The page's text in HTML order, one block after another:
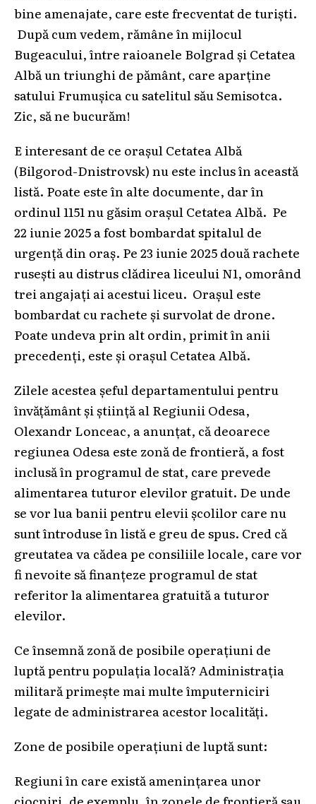
bine amenajate, care este frecventat de turiști.
După cum vedem, rămâne în mijlocul
Bugeacului, între raioanele Bolgrad și Cetatea
Albă un triunghi de pământ, care aparține
satului Frumușica cu satelitul său Semisotca.
Zic, să ne bucurăm!
E interesant de ce orașul Cetatea Albă
(Bilgorod-Dnistrovsk) nu este inclus în această
listă. Poate este în alte documente, dar în
ordinul 1151 nu găsim orașul Cetatea Albă. Pe
22 iunie 2025 a fost bombardat spitalul de
urgență din oraș. Pe 23 iunie 2025 două rachete
rusești au distrus clădirea liceului N1, omorând
trei angajați ai acestui liceu. Orașul este
bombardat cu rachete și survolat de drone.
Poate undeva prin alt ordin, primit în anii
precedenți, este și orașul Cetatea Albă.
Zilele acestea șeful departamentului pentru
învățământ și știință al Regiunii Odesa,
Olexandr Lonceac, a anunțat, că deoarece
regiunea Odesa este zonă de frontieră, a fost
inclusă în programul de stat, care prevede
alimentarea tuturor elevilor gratuit. De unde
se vor lua banii pentru elevii școlilor care nu
sunt întroduse în listă e greu de spus. Cred că
greutatea va cădea pe consiliile locale, care vor
fi nevoite să finanțeze programul de stat
referitor la alimentarea gratuită a tuturor
elevilor.
Ce însemnă zonă de posibile operațiuni de
luptă pentru populația locală? Administrația
militară primește mai multe împuterniciri
legate de administrarea acestor localități.
Zone de posibile operațiuni de luptă sunt:
Regiuni în care există amenințarea unor